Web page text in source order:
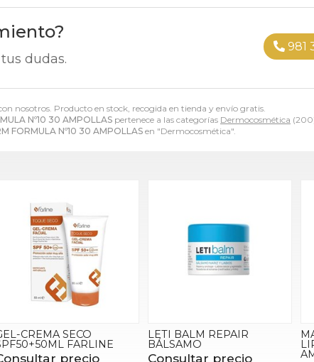
nosotros. Producto en stock, recogida en tienda y envío gratis.
Nº10 30 AMPOLLAS pertenece a las categorías Dermocosmética
FORMULA Nº10 30 AMPOLLAS en "Dermocosmética".
dudas.
981
CREMA SECO
FARLINE
precio
LETI BALM REPAIR
BÁLSAMO
Consultar precio